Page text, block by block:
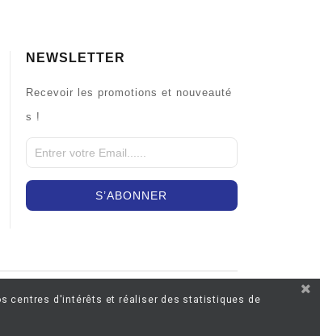
NEWSLETTER
Recevoir les promotions et nouveauté
s !
centres d'intérêts et réaliser des statistiques de